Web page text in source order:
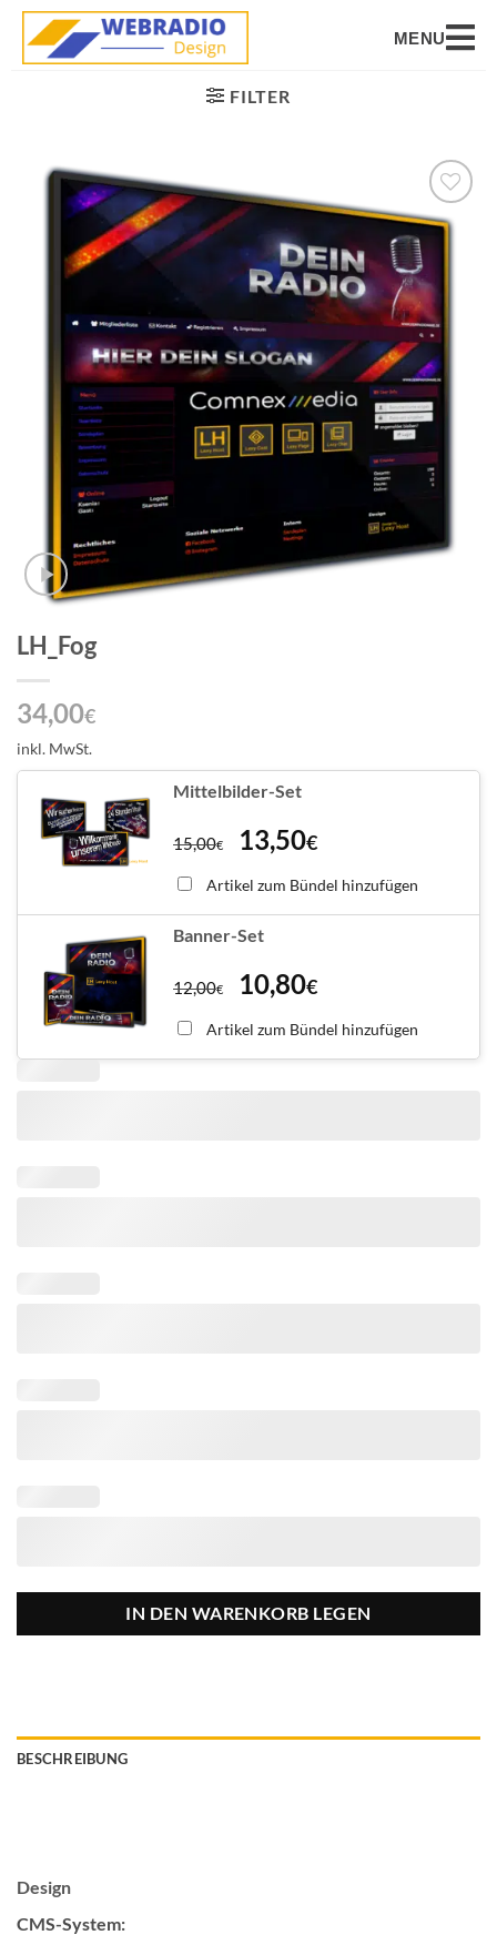
MENU
FILTER
Auf die
Wunschliste
setzen
LH_Fog
34,00€
inkl. MwSt.
Mittelbilder-Set
15,00€ 13,50€
Artikel zum Bündel hinzufügen
Banner-Set
12,00€ 10,80€
Artikel zum Bündel hinzufügen
IN DEN WARENKORB LEGEN
BESCHREIBUNG
Design
CMS-System: